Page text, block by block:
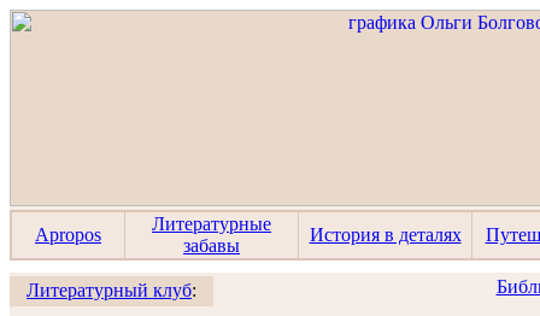
Apropos
Литературные
забавы
История в деталях
Литературный клуб: